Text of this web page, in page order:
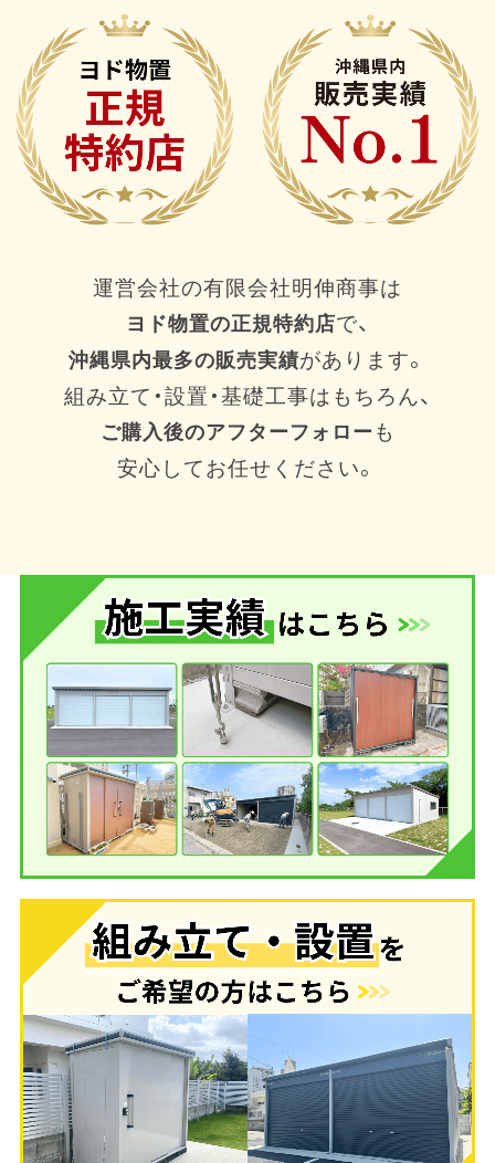
運営会社の有限会社明伸商事は
ヨド物置の正規特約店で、
沖縄県内最多の販売実績があります。
組み立て・設置・基礎工事はもちろん、
ご購入後のアフターフォローも
安心してお任せください。